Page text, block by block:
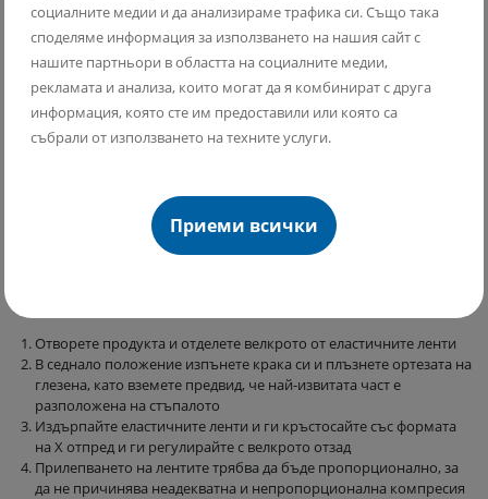
Осигурява стабилност и опора на глезена
Предотвратява навяхвания на глезена
Намалява възпалението в зоната на нараняване
Подобрява кръвообращението
Помага за подобряване на външния вид и
заздравяване на кожата
ленти и медна прежда MediVaric?
Успехът за възстановяване е правилното използване на Вашата
Отворете продукта и отделете велкрото от еластичните ленти
В седнало положение изпънете крака си и плъзнете ортезата на
глезена, като вземете предвид, че най-извитата част е
разположена на стъпалото
Издърпайте еластичните ленти и ги кръстосайте със формата
на Х отпред и ги регулирайте с велкрото отзад
Прилепването на лентите трябва да бъде пропорционално, за
да не причинява неадекватна и непропорционална компресия
социалните медии и да анализираме трафика си. Също така
споделяме информация за използването на нашия сайт с
нашите партньори в областта на социалните медии,
рекламата и анализа, които могат да я комбинират с друга
информация, която сте им предоставили или която са
събрали от използването на техните услуги.
Приеми всички